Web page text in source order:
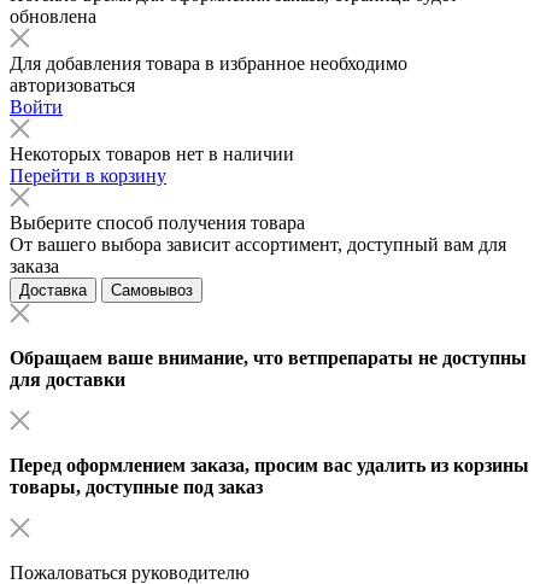
обновлена
Для добавления товара в избранное необходимо
авторизоваться
Войти
Некоторых товаров нет в наличии
Перейти в корзину
Выберите способ получения товара
От вашего выбора зависит ассортимент, доступный вам для
заказа
Доставка Самовывоз
Обращаем ваше внимание, что ветпрепараты не доступны
для доставки
Перед оформлением заказа, просим вас удалить из корзины
товары, доступные под заказ
Пожаловаться руководителю